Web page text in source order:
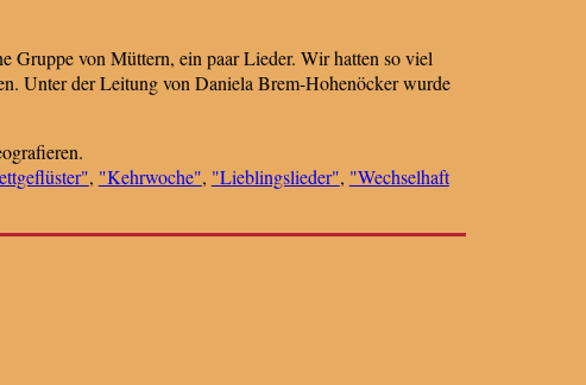
Gruppe von Müttern, ein paar Lieder. Wir hatten so viel
Unter der Leitung von Daniela Brem-Hohenöcker wurde
, "Kehrwoche", "Lieblingslieder", "Wechselhaft